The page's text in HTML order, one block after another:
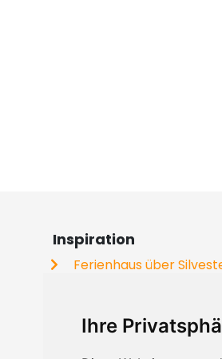
Ihre
Inspiration
Ferienhaus über
Gruppenhäuser